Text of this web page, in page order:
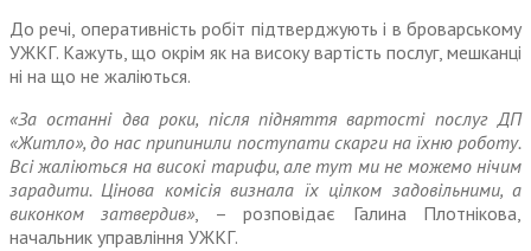
До речі, оперативність робіт підтверджують і в броварському
УЖКГ. Кажуть, що окрім як на високу вартість послуг, мешканці
ні на що не жаліються.
«За останні два роки, після під­няття вартості послуг ДП
«Житло», до нас припинили поступати скарги на їхню роботу.
Всі жалі­ються на високі тарифи, але тут ми не можемо нічим
зарадити. Цінова комісія визнала їх цілком задовільними, а
виконком затвердив», – розповідає Галина Плотнікова,
начальник управління УЖКГ.